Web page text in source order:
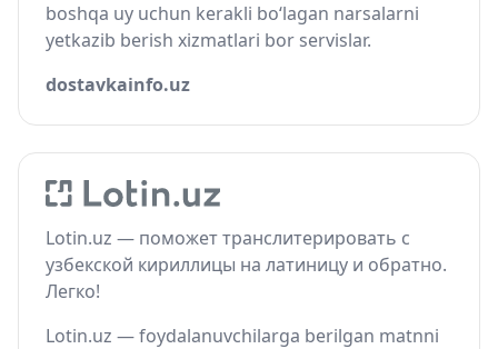
boshqa uy uchun kerakli bo‘lagan narsalarni
yetkazib berish xizmatlari bor servislar.
dostavkainfo.uz
Lotin.uz — поможет транслитерировать с
узбекской кириллицы на латиницу и обратно.
Легко!
Lotin.uz — foydalanuvchilarga berilgan matnni